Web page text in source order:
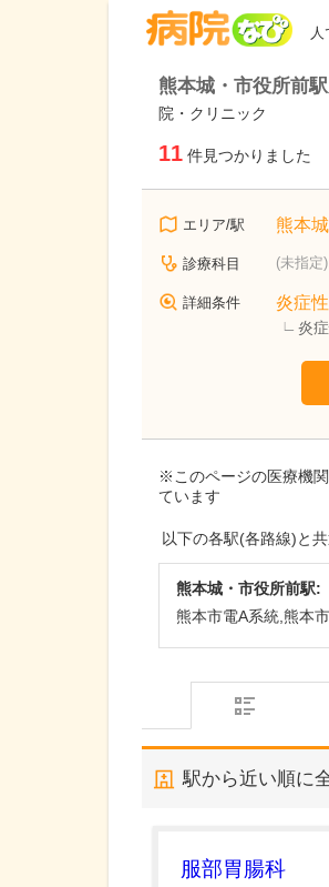
熊本城・市役所前
院・クリニック
11 件見つかりました
エリア/駅 熊本
診療科目 (未指定)
詳細条件 炎症
炎
※このページの医療機
ています
以下の各駅(各路線)と
熊本城・市役所前駅:
熊本市電A系統,熊本
駅から近い順に
服部胃腸科